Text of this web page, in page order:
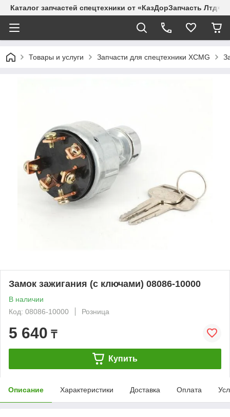
Каталог запчастей спецтехники от «КазДорЗапчасть Лтд»
Товары и услуги Запчасти для спецтехники XCMG
Замок зажигания (с ключами) 08086-10000
В наличии
Код: 08086-10000
Розница
5 640 ₸
Купить
Описание Характеристики Доставка Оплата